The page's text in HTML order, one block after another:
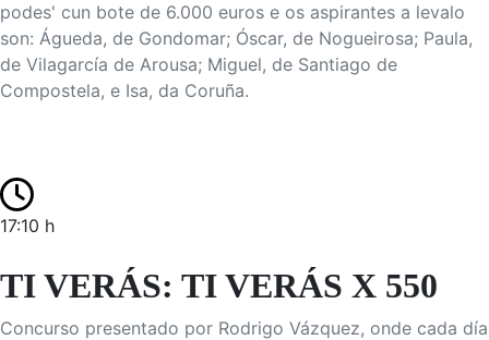
podes' cun bote de 6.000 euros e os aspirantes a levalo
son: Águeda, de Gondomar; Óscar, de Nogueirosa; Paula,
de Vilagarcía de Arousa; Miguel, de Santiago de
Compostela, e Isa, da Coruña.
17:10 h
TI VERÁS: TI VERÁS X 550
Concurso presentado por Rodrigo Vázquez, onde cada día